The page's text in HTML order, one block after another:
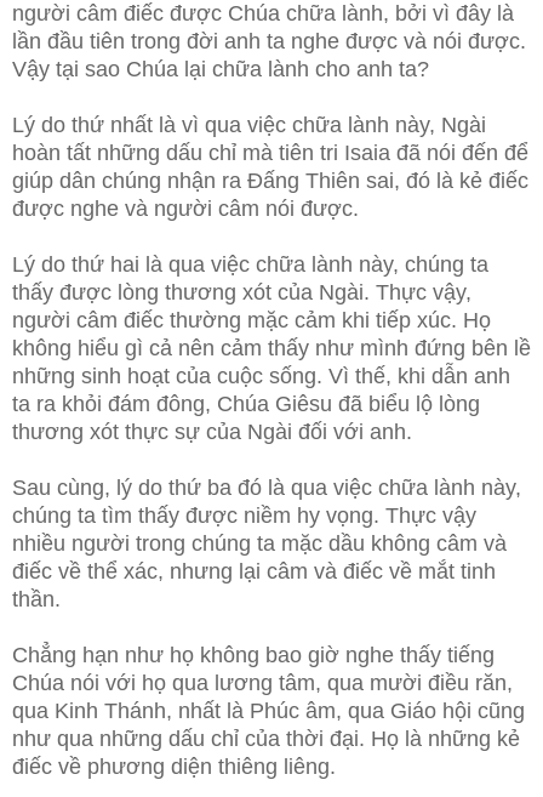
người câm điếc được Chúa chữa lành, bởi vì đây là
lần đầu tiên trong đời anh ta nghe được và nói được.
Vậy tại sao Chúa lại chữa lành cho anh ta?
Lý do thứ nhất là vì qua việc chữa lành này, Ngài
hoàn tất những dấu chỉ mà tiên tri Isaia đã nói đến để
giúp dân chúng nhận ra Đấng Thiên sai, đó là kẻ điếc
được nghe và người câm nói được.
Lý do thứ hai là qua việc chữa lành này, chúng ta
thấy được lòng thương xót của Ngài. Thực vậy,
người câm điếc thường mặc cảm khi tiếp xúc. Họ
không hiểu gì cả nên cảm thấy như mình đứng bên lề
những sinh hoạt của cuộc sống. Vì thế, khi dẫn anh
ta ra khỏi đám đông, Chúa Giêsu đã biểu lộ lòng
thương xót thực sự của Ngài đối với anh.
Sau cùng, lý do thứ ba đó là qua việc chữa lành này,
chúng ta tìm thấy được niềm hy vọng. Thực vậy
nhiều người trong chúng ta mặc dầu không câm và
điếc về thể xác, nhưng lại câm và điếc về mắt tinh
thần.
Chẳng hạn như họ không bao giờ nghe thấy tiếng
Chúa nói với họ qua lương tâm, qua mười điều răn,
qua Kinh Thánh, nhất là Phúc âm, qua Giáo hội cũng
như qua những dấu chỉ của thời đại. Họ là những kẻ
điếc về phương diện thiêng liêng.